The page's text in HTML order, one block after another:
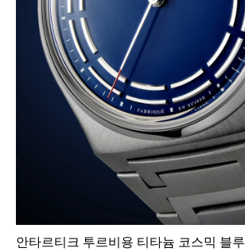
안타르티크 투르비용 티타늄 코스믹 블루